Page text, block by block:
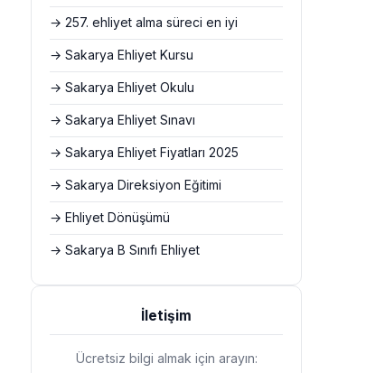
→ 257. ehliyet alma süreci en iyi
→ Sakarya Ehliyet Kursu
→ Sakarya Ehliyet Okulu
→ Sakarya Ehliyet Sınavı
→ Sakarya Ehliyet Fiyatları 2025
→ Sakarya Direksiyon Eğitimi
→ Ehliyet Dönüşümü
→ Sakarya B Sınıfı Ehliyet
İletişim
Ücretsiz bilgi almak için arayın: